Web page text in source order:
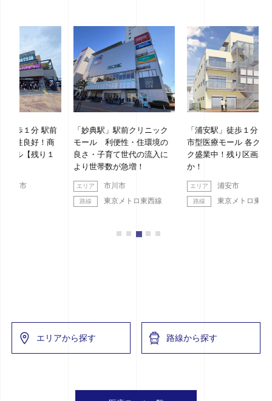
「妙典駅」駅前クリニック
モール 利便性・住環境の
良さ・子育て世代の流入に
より世帯数が急増！
市川市
東京メトロ東西線
「浦安駅」徒歩１分 新築都
市型医療モール 各クリニッ
ク盛業中！残り区画わず
浦安市
東京メトロ東西線
ッ
エリアから探す 路線から探す